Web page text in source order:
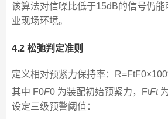
该算法对信噪比低于15dB的信号仍
业现场环境。
4.2 松弛判定准则
定义相对预紧力保持率：
其中 F0F0​ 为装配初始预紧力，FtFt
设定三级预警阈值：